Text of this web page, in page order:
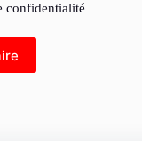
confidentialité